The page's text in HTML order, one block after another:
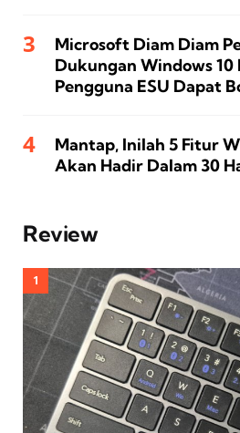
Microsoft Diam Diam
Dukungan Windows 10
Pengguna ESU Dapat
Mantap, Inilah 5 Fitur
Akan Hadir Dalam 30
Review